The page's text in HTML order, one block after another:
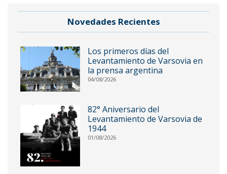
Novedades Recientes
Los primeros días del
Levantamiento de Varsovia en
la prensa argentina
04/08/2026
82° Aniversario del
Levantamiento de Varsovia de
1944
01/08/2026